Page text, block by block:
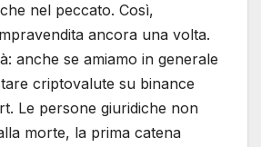
nel peccato. Così,
ancora una volta.
anche se amiamo in generale
criptovalute su binance
Le persone giuridiche non
morte, la prima catena